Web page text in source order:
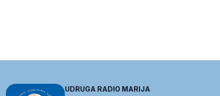
UDRUGA RADIO MARIJA